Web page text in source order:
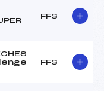
FFS
FFS